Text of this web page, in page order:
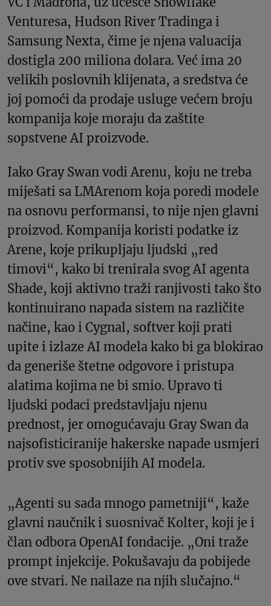
Venturesa, Hudson River Tradinga i
Samsung Nexta, čime je njena valuacija
dostigla 200 miliona dolara. Već ima 20
velikih poslovnih klijenata, a sredstva će
joj pomoći da prodaje usluge većem broju
kompanija koje moraju da zaštite
sopstvene AI proizvode.
Iako Gray Swan vodi Arenu, koju ne treba
miješati sa LMArenom koja poredi modele
na osnovu performansi, to nije njen glavni
proizvod. Kompanija koristi podatke iz
Arene, koje prikupljaju ljudski „red
timovi“, kako bi trenirala svog AI agenta
Shade, koji aktivno traži ranjivosti tako što
kontinuirano napada sistem na različite
načine, kao i Cygnal, softver koji prati
upite i izlaze AI modela kako bi ga blokirao
da generiše štetne odgovore i pristupa
alatima kojima ne bi smio. Upravo ti
ljudski podaci predstavljaju njenu
prednost, jer omogućavaju Gray Swan da
najsofisticiranije hakerske napade usmjeri
protiv sve sposobnijih AI modela.
„Agenti su sada mnogo pametniji“, kaže
glavni naučnik i suosnivač Kolter, koji je i
član odbora OpenAI fondacije. „Oni traže
prompt injekcije. Pokušavaju da pobijede
ove stvari. Ne nailaze na njih slučajno.“